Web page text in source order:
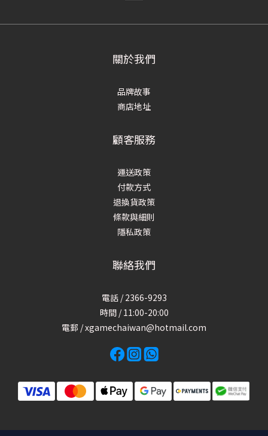
關於我們
品牌故事
商店地址
顧客服務
運送政策
付款方式
退換貨政策
條款與細則
隱私政策
聯絡我們
電話 / 2366-9293
時間 / 11:00-20:00
電郵 / xgamechaiwan@hotmail.com